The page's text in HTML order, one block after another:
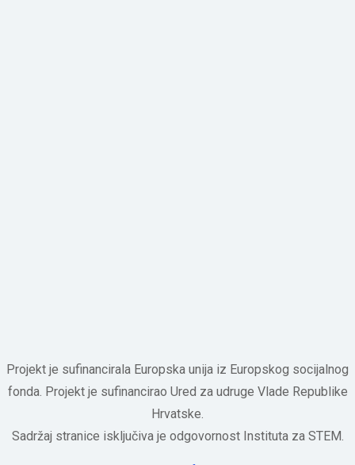
Projekt je sufinancirala Europska unija iz Europskog socijalnog
fonda. Projekt je sufinancirao Ured za udruge Vlade Republike
Hrvatske.
Sadržaj stranice isključiva je odgovornost Instituta za STEM.